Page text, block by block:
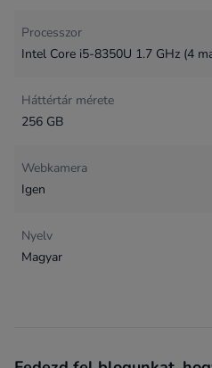
Processzor
Intel Core i5-8350U 1.7 GHz (4
Háttértár mérete
256 GB
Webkamera
Igen
Nyelv
Magyar